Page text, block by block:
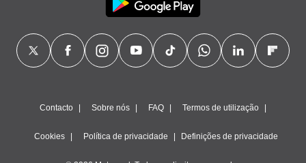
Contacto Sobre nós FAQ Termos de utilização
Cookies Política de privacidade Definições de privacidade